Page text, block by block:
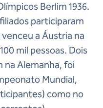
Berlim 1936.
participaram
a Áustria na
mil pessoas. Dois
na Alemanha, foi
Mundial,
como no